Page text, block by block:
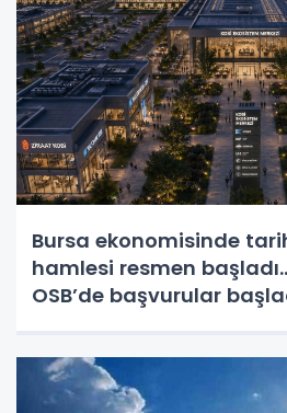
Bursa ekonomisinde
hamlesi resmen başladı...
OSB’de başvurular